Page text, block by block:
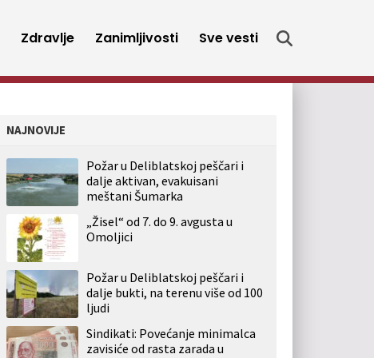
Zdravlje Zanimljivosti Sve vesti
NAJNOVIJE
Požar u Deliblatskoj peščari i
dalje aktivan, evakuisani
meštani Šumarka
„Žisel“ od 7. do 9. avgusta u
Omoljici
Požar u Deliblatskoj peščari i
dalje bukti, na terenu više od 100
ljudi
Sindikati: Povećanje minimalca
zavisiće od rasta zarada u